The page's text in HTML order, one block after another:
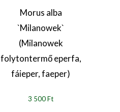
Morus alba
`Milanowek`
(Milanowek
folytontermő eperfa,
fáieper, faeper)
3 500 Ft